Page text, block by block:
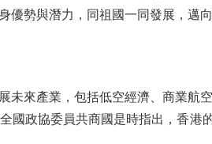
勢與潛力，同祖國一同發展，邁向
來產業，包括低空經濟、商業航
國政協委員共商國是時指出，香港